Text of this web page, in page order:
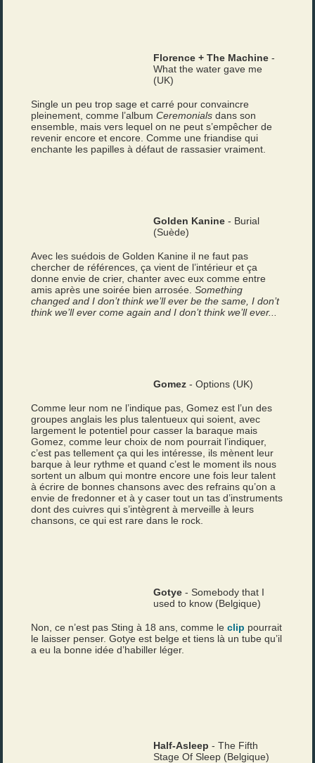
Florence + The Machine -
What the water gave me
(UK)
Single un peu trop sage et carré pour convaincre
pleinement, comme l’albumCeremonials dans son
ensemble, mais vers lequel on ne peut s’empêcher de
revenir encore et encore. Comme une friandise qui
enchante les papilles à défaut de rassasier vraiment.
Golden Kanine - Burial
(Suède)
Avec les suédois de Golden Kanine il ne faut pas
chercher de références, ça vient de l’intérieur et ça
donne envie de crier, chanter avec eux comme entre
amis après une soirée bien arrosée.Something
changed and I don’t think we’ll ever be the same, I don’t
think we’ll ever come again and I don’t think we’ll ever...
Gomez - Options (UK)
Comme leur nom ne l’indique pas, Gomez est l’un des
groupes anglais les plus talentueux qui soient, avec
largement le potentiel pour casser la baraque mais
Gomez, comme leur choix de nom pourrait l’indiquer,
c’est pas tellement ça qui les intéresse, ils mènent leur
barque à leur rythme et quand c’est le moment ils nous
sortent un album qui montre encore une fois leur talent
à écrire de bonnes chansons avec des refrains qu’on a
envie de fredonner et à y caser tout un tas d’instruments
dont des cuivres qui s’intègrent à merveille à leurs
chansons, ce qui est rare dans le rock.
Gotye - Somebody that I
used to know (Belgique)
Non, ce n’est pas Sting à 18 ans, comme leclip pourrait
le laisser penser. Gotye est belge et tiens là un tube qu’il
a eu la bonne idée d’habiller léger.
Half-Asleep - The Fifth
Stage Of Sleep (Belgique)